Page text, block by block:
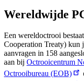
Wereldwijde
Een wereldoctrooi
Cooperation Treaty) kun
aanvragen in 158
aan bij Octrooicentrum
Octrooibureau (EOB)